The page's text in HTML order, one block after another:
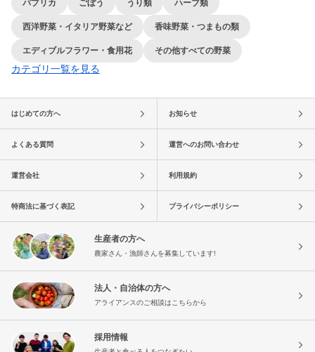
パプリカ ごぼう うり類 ハーブ類
西洋野菜・イタリア野菜など 香味野菜・つまもの類
エディブルフラワー・食用花 その他すべての野菜
カテゴリ一覧を見る
はじめての方へ お知らせ
よくある質問 運営へのお問い合わせ
運営会社 利用規約
特商法に基づく表記 プライバシーポリシー
生産者の方へ
農家さん・漁師さんを募集しています!
法人・自治体の方へ
アライアンスのご相談はこちらから
採用情報